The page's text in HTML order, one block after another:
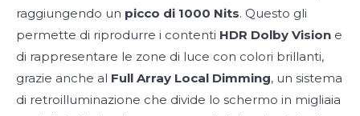
raggiungendo un picco di 1000 Nits. Questo gli
permette di riprodurre i contenti HDR Dolby Vision e
di rappresentare le zone di luce con colori brillanti,
grazie anche al Full Array Local Dimming, un sistema
di retroilluminazione che divide lo schermo in migliaia